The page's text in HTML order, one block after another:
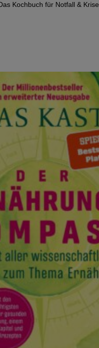
Kochbuch für Notfall & Krise